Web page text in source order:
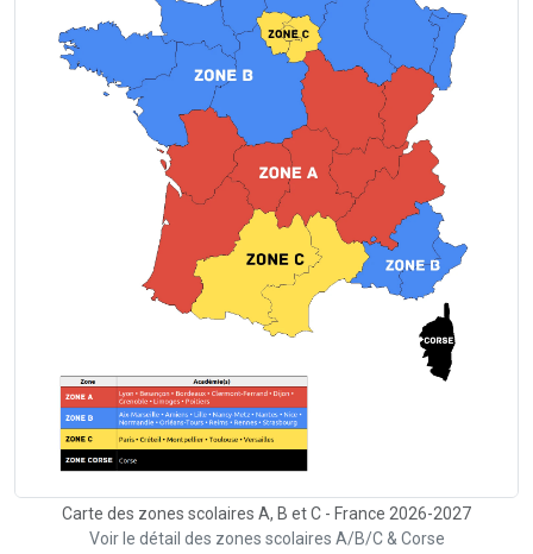
Carte des zones scolaires A, B et C - France 2026-2027
Voir le détail des zones scolaires A/B/C & Corse